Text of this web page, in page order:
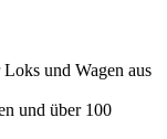
und Wagen aus
und über 100